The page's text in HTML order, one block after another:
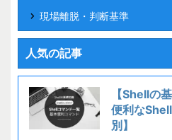
現場離脱・判断基準
人気の記事
【Shellの
便利な
別】